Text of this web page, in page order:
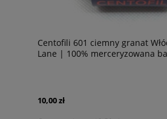
Centofili 601 ciemny granat
Lane | 100% merceryzowana
10,00 zł